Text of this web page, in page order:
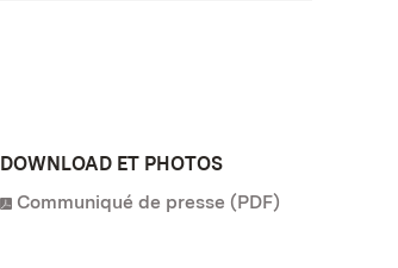
DOWNLOAD ET PHOTOS
Communiqué de presse (PDF)